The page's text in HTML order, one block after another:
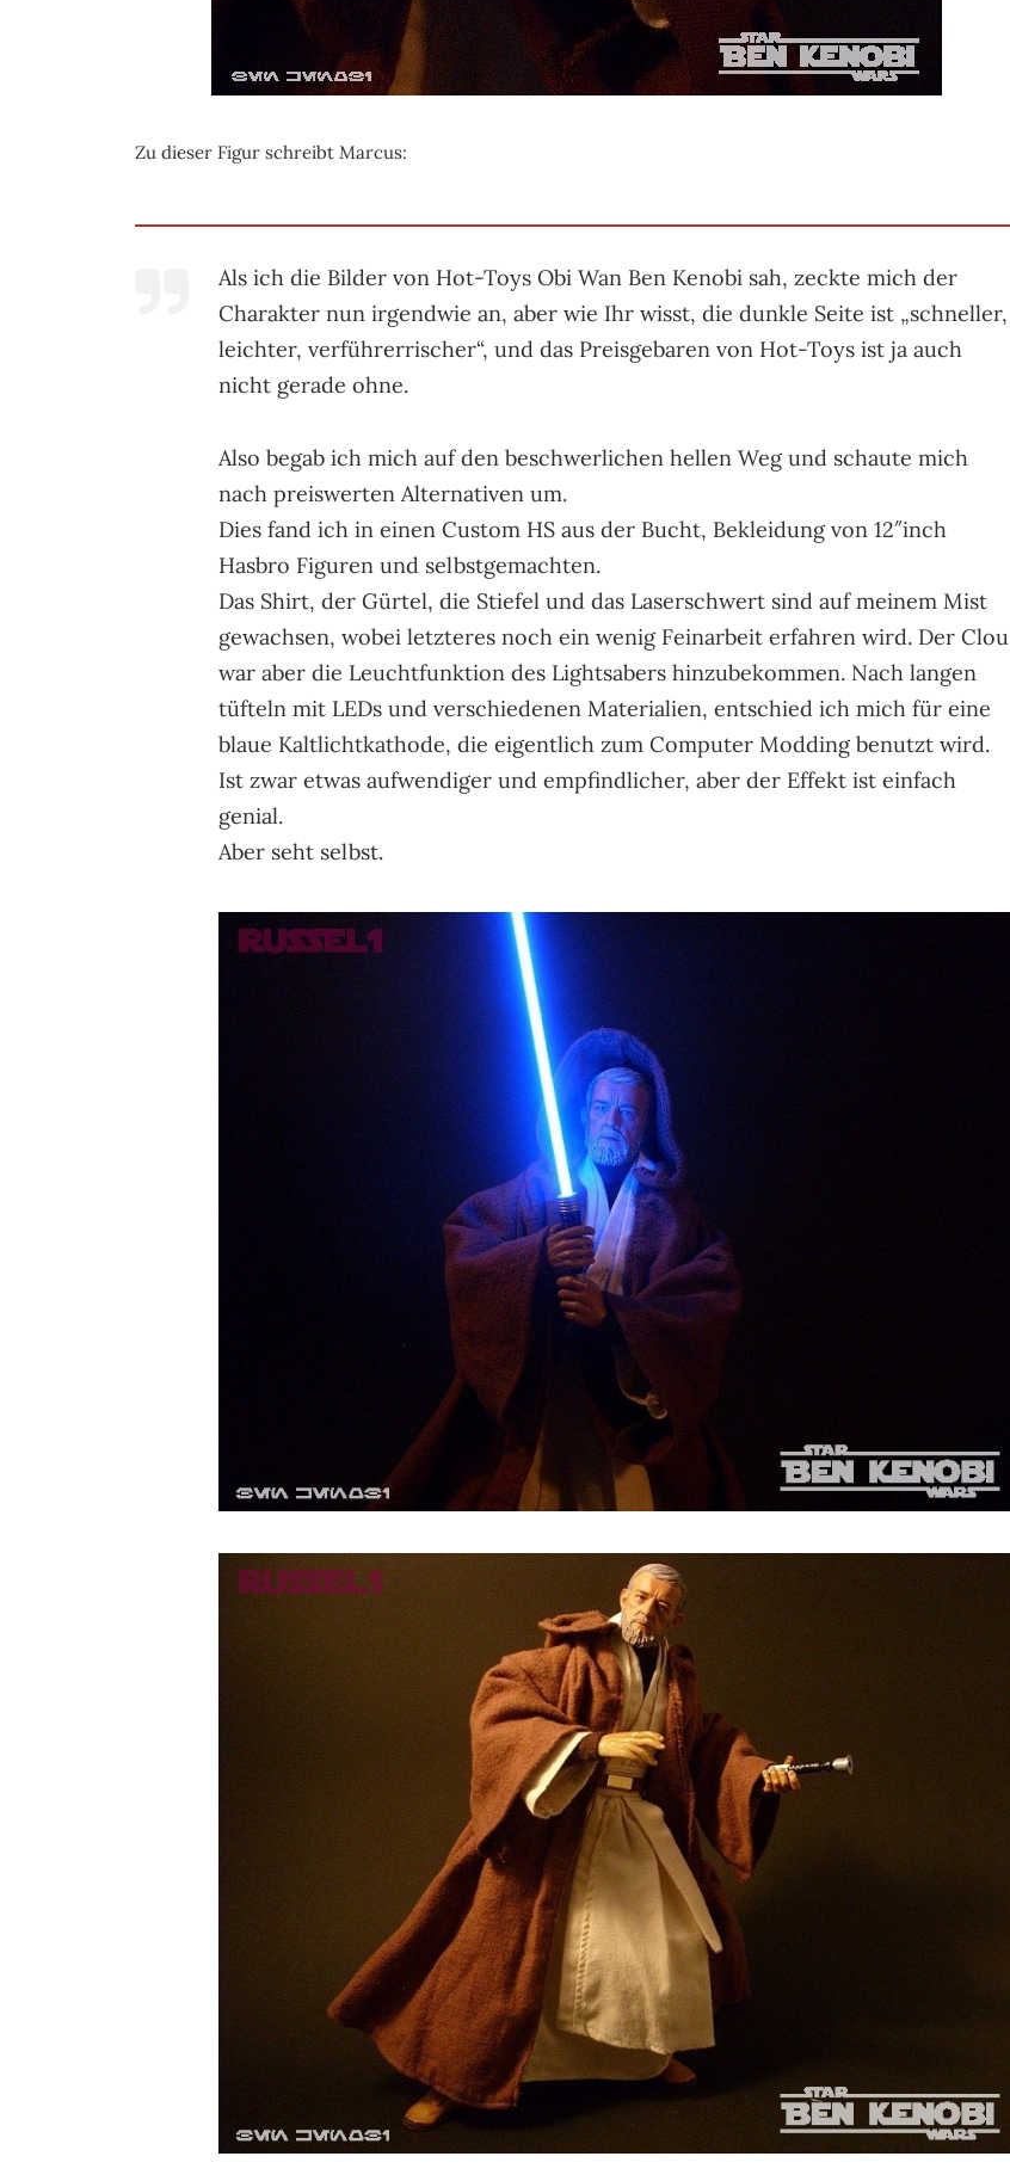
Zu dieser Figur schreibt Marcus:
Als ich die Bilder von Hot-Toys Obi Wan Ben Kenobi sah, zeckte mich der
Charakter nun irgendwie an, aber wie Ihr wisst, die dunkle Seite ist „schneller,
leichter, verführerrischer“, und das Preisgebaren von Hot-Toys ist ja auch
nicht gerade ohne.
Also begab ich mich auf den beschwerlichen hellen Weg und schaute mich
nach preiswerten Alternativen um.
Dies fand ich in einen Custom HS aus der Bucht, Bekleidung von 12″inch
Hasbro Figuren und selbstgemachten.
Das Shirt, der Gürtel, die Stiefel und das Laserschwert sind auf meinem Mist
gewachsen, wobei letzteres noch ein wenig Feinarbeit erfahren wird. Der Clou
war aber die Leuchtfunktion des Lightsabers hinzubekommen. Nach langen
tüfteln mit LEDs und verschiedenen Materialien, entschied ich mich für eine
blaue Kaltlichtkathode, die eigentlich zum Computer Modding benutzt wird.
Ist zwar etwas aufwendiger und empfindlicher, aber der Effekt ist einfach
genial.
Aber seht selbst.